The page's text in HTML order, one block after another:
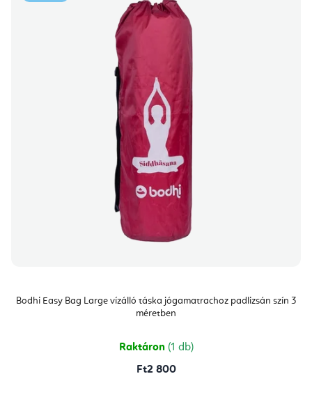
Bodhi Easy Bag Large vízálló táska jógamatrachoz padlizsán szín 3
méretben
Raktáron (1 db)
Ft2 800